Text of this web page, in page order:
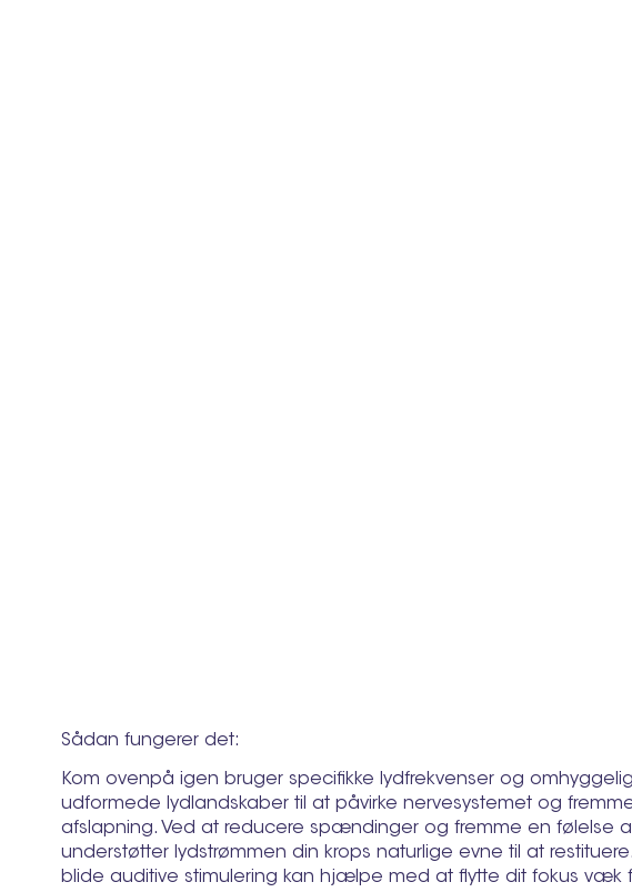
Sådan fungerer det:
Kom ovenpå igen bruger specifikke lydfrekvenser og
udformede lydlandskaber til at påvirke nervesystemet og
afslapning. Ved at reducere spændinger og fremme en følelse
understøtter lydstrømmen din krops naturlige evne til at
blide auditive stimulering kan hjælpe med at flytte dit fokus væk